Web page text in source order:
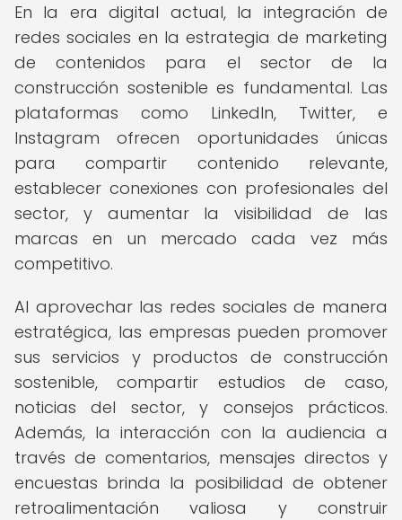
En la era digital actual, la integración de
redes sociales en la estrategia de marketing
de contenidos para el sector de la
construcción sostenible es fundamental. Las
plataformas como LinkedIn, Twitter, e
Instagram ofrecen oportunidades únicas
para compartir contenido relevante,
establecer conexiones con profesionales del
sector, y aumentar la visibilidad de las
marcas en un mercado cada vez más
competitivo.
Al aprovechar las redes sociales de manera
estratégica, las empresas pueden promover
sus servicios y productos de construcción
sostenible, compartir estudios de caso,
noticias del sector, y consejos prácticos.
Además, la interacción con la audiencia a
través de comentarios, mensajes directos y
encuestas brinda la posibilidad de obtener
retroalimentación valiosa y construir